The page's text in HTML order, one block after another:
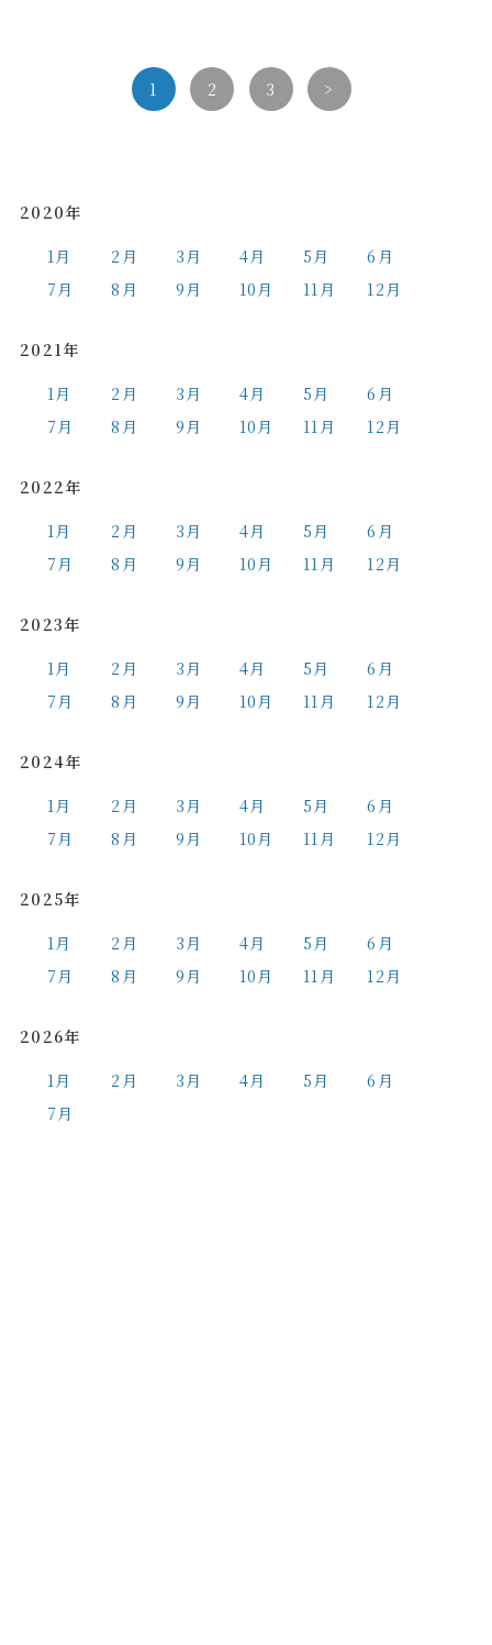
1 2 3 >
2020年
1月
2月 3月 4月 5月
6月
7月
8月 9月 10月 11月 12月
2021年
1月
2月 3月 4月 5月
6月
7月
8月 9月 10月 11月 12月
2022年
1月
2月 3月 4月 5月
6月
7月
8月 9月 10月 11月 12月
2023年
1月
2月 3月 4月 5月
6月
7月
8月 9月 10月 11月 12月
2024年
1月
2月 3月 4月 5月
6月
7月
8月 9月 10月 11月 12月
2025年
1月
2月 3月 4月 5月
6月
7月
8月 9月 10月 11月 12月
2026年
1月
2月 3月 4月 5月
6月
7月